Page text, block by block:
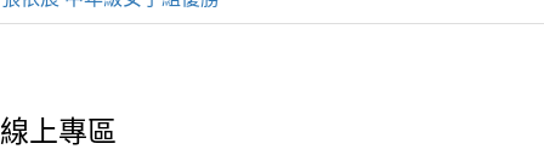
線上專區